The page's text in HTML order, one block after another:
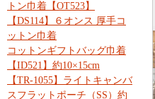
トン巾着【OT523】
【DS114】６オンス 厚手コ
ットン巾着
コットンギフトバッグ巾着
【ID521】約10×15cm
【TR-1055】ライトキャンバ
スフラットポーチ（SS）約